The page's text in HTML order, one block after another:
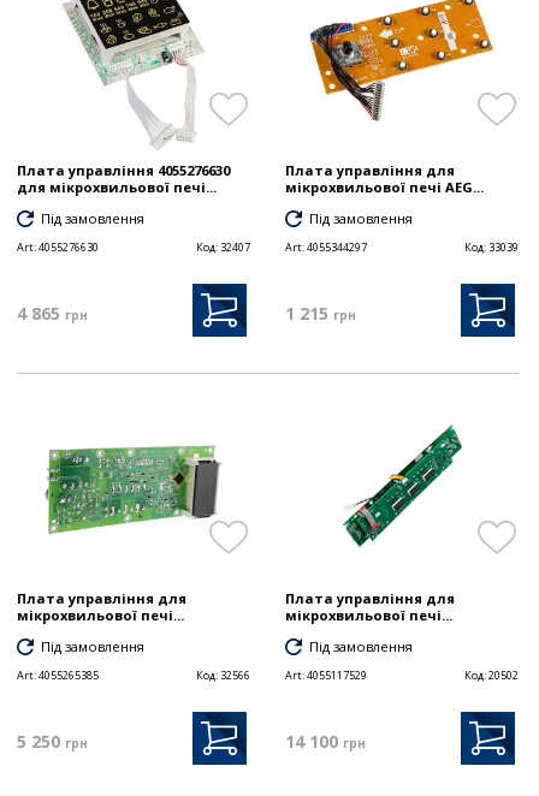
Плата управління 4055276630
для мікрохвильової печі...
Під замовлення
Art:4055276630 Код: 32407
4 865 грн
Плата управління для
мікрохвильової печі AEG...
Під замовлення
Art:4055344297 Код: 33039
1 215 грн
Плата управління для
мікрохвильової печі...
Під замовлення
Art:4055265385 Код: 32566
5 250 грн
Плата управління для
мікрохвильової печі...
Під замовлення
Art:4055117529 Код:20502
14 100 грн